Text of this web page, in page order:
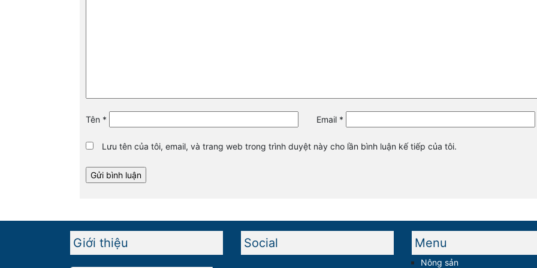
Tên * Email *
Lưu tên của tôi, email, và trang web trong trình duyệt này cho lần bình luận kế tiếp của tôi.
Giới thiệu Social Menu
Nông sản